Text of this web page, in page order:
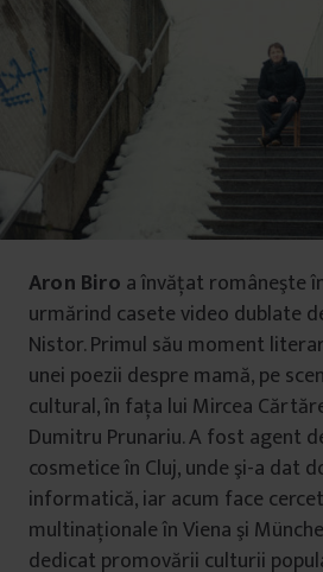
Aron Biro a învăţat româneşte
urmărind casete video dublate
Nistor. Primul său moment
unei poezii despre mamă, pe
cultural, în faţa lui Mircea
Dumitru Prunariu. A fost agent
cosmetice în Cluj, unde şi-a dat
informatică, iar acum face
multinaționale în Viena şi
dedicat promovării culturii